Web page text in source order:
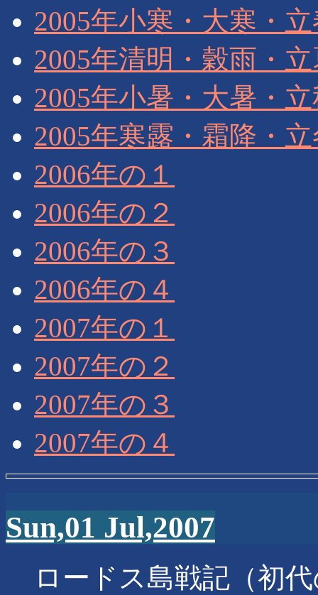
2005年小寒・大寒・
2005年清明・穀雨・
2005年小暑・大暑・
2005年寒露・霜降・
2006年の１
2006年の２
2006年の３
2006年の４
2007年の１
2007年の２
2007年の３
2007年の４
Sun,01 Jul,2007
ロードス島戦記（初